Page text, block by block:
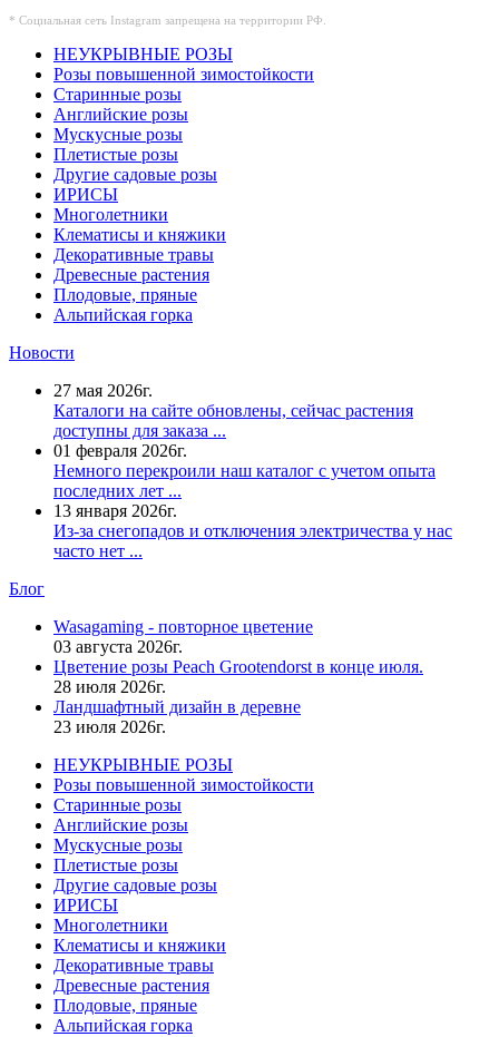
* Социальная сеть Instagram запрещена на территории РФ.
НЕУКРЫВНЫЕ РОЗЫ
Розы повышенной зимостойкости
Старинные розы
Английские розы
Мускусные розы
Плетистые розы
Другие садовые розы
ИРИСЫ
Многолетники
Клематисы и княжики
Декоративные травы
Древесные растения
Плодовые, пряные
Альпийская горка
Новости
27 мая 2026г.
Каталоги на сайте обновлены, сейчас растения
доступны для заказа ...
01 февраля 2026г.
Немного перекроили наш каталог с учетом опыта
последних лет ...
13 января 2026г.
Из-за снегопадов и отключения электричества у нас
часто нет ...
Блог
Wasagaming - повторное цветение
03 августа 2026г.
Цветение розы Peach Grootendorst в конце июля.
28 июля 2026г.
Ландшафтный дизайн в деревне
23 июля 2026г.
НЕУКРЫВНЫЕ РОЗЫ
Розы повышенной зимостойкости
Старинные розы
Английские розы
Мускусные розы
Плетистые розы
Другие садовые розы
ИРИСЫ
Многолетники
Клематисы и княжики
Декоративные травы
Древесные растения
Плодовые, пряные
Альпийская горка